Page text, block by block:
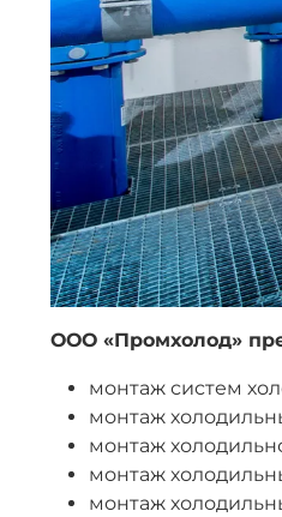
ООО «Промхолод»
монтаж систем
монтаж
монтаж
монтаж
монтаж